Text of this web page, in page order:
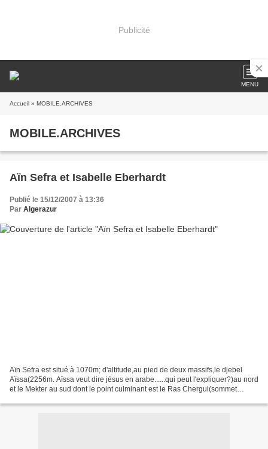
Publicité
MENU
Accueil » MOBILE.ARCHIVES
MOBILE.ARCHIVES
Aïn Sefra et Isabelle Eberhardt
Publié le 15/12/2007 à 13:36
Par Algerazur
Aïn Sefra est situé à 1070m; d'altitude,au pied de deux massifs,le djebel
Aïssa(2256m. Aïssa veut dire jésus en arabe......qui peut l'expliquer?)au nord
et le Mekter au sud dont le point culminant est le Ras Chergui(sommet